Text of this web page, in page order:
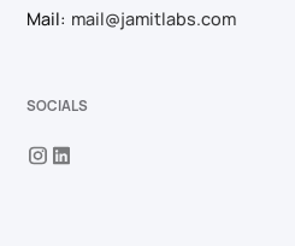
Mail: mail@jamitlabs.com
SOCIALS